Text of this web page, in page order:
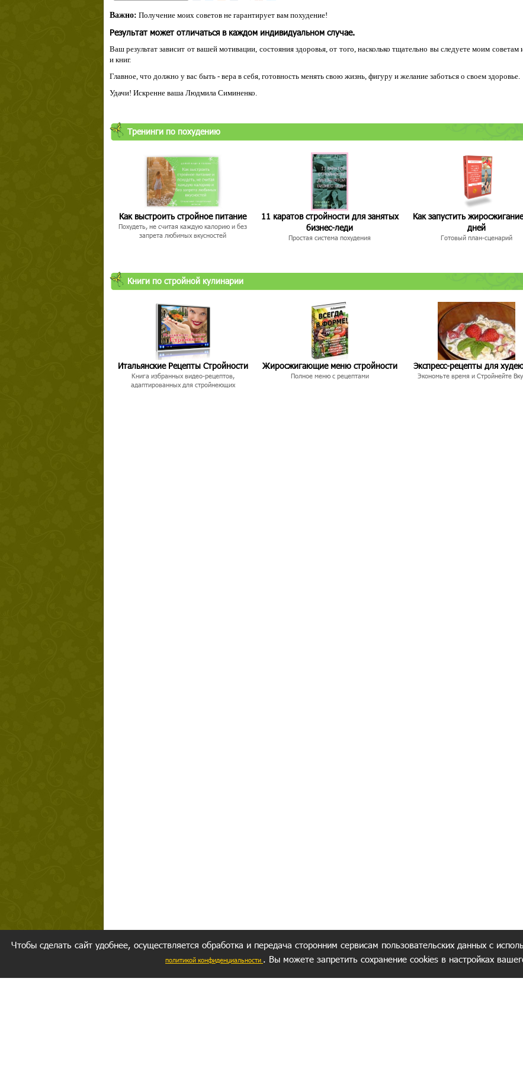
Важно: Получение моих советов не гарантирует вам похудение!
Результат может отличаться в каждом индивидуальном случае.
Ваш результат зависит от вашей мотивации, состояния здоровья, от того, насколько тщательно вы следуете моим советам
и книг.
Главное, что должно у вас быть - вера в себя, готовность менять свою жизнь, фигуру и желание заботься о своем здоровье.
Удачи! Искренне ваша Людмила Симиненко.
Тренинги по похудению
Как выстроить стройное питание
Похудеть, не считая каждую калорию и без
запрета любимых вкусностей
11 каратов стройности для занятых
бизнес-леди
Простая система похудения
Как запустить
дней
Готовый план-сценарий
Книги по стройной кулинарии
Итальянские Рецепты Стройности
Книга избранных видео-рецептов,
адаптированных для стройнеющих
Жиросжигающие меню стройности
Полное меню с рецептами
Экспресс-рецепты для
Экономьте время и Стройнейте
Чтобы сделать сайт удобнее, осуществляется обработка и передача сторонним сервисам пользовательских данных с
политикой конфиденциальности . Вы можете запретить сохранение cookies в настройках